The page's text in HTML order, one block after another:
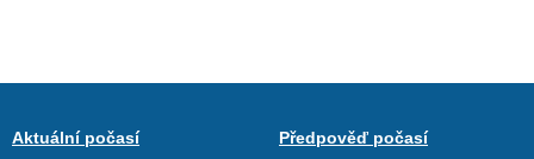
Aktuální počasí
Předpověď počasí